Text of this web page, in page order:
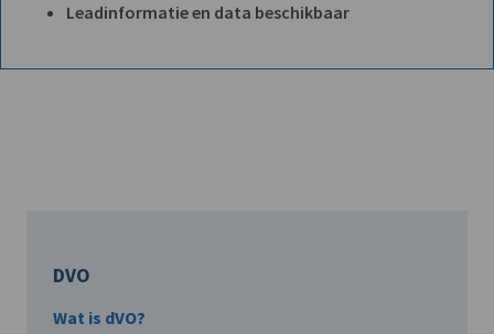
Leadinformatie en data beschikbaar
DVO
Wat is dVO?